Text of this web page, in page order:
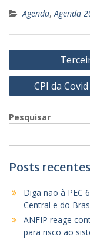
Agenda,Agenda
Navegação
de
CPI da
Pesquisar
Posts recentes
Diga não à PEC
Central e do
ANFIP reage
para risco ao